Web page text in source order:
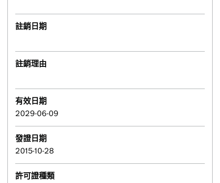
註銷日期
註銷理由
有效日期
2029-06-09
發證日期
2015-10-28
許可證種類